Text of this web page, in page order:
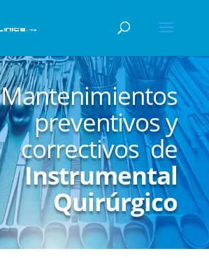
Mantenimientos
preventivos y
correctivos de
Instrumental
Quirúrgico